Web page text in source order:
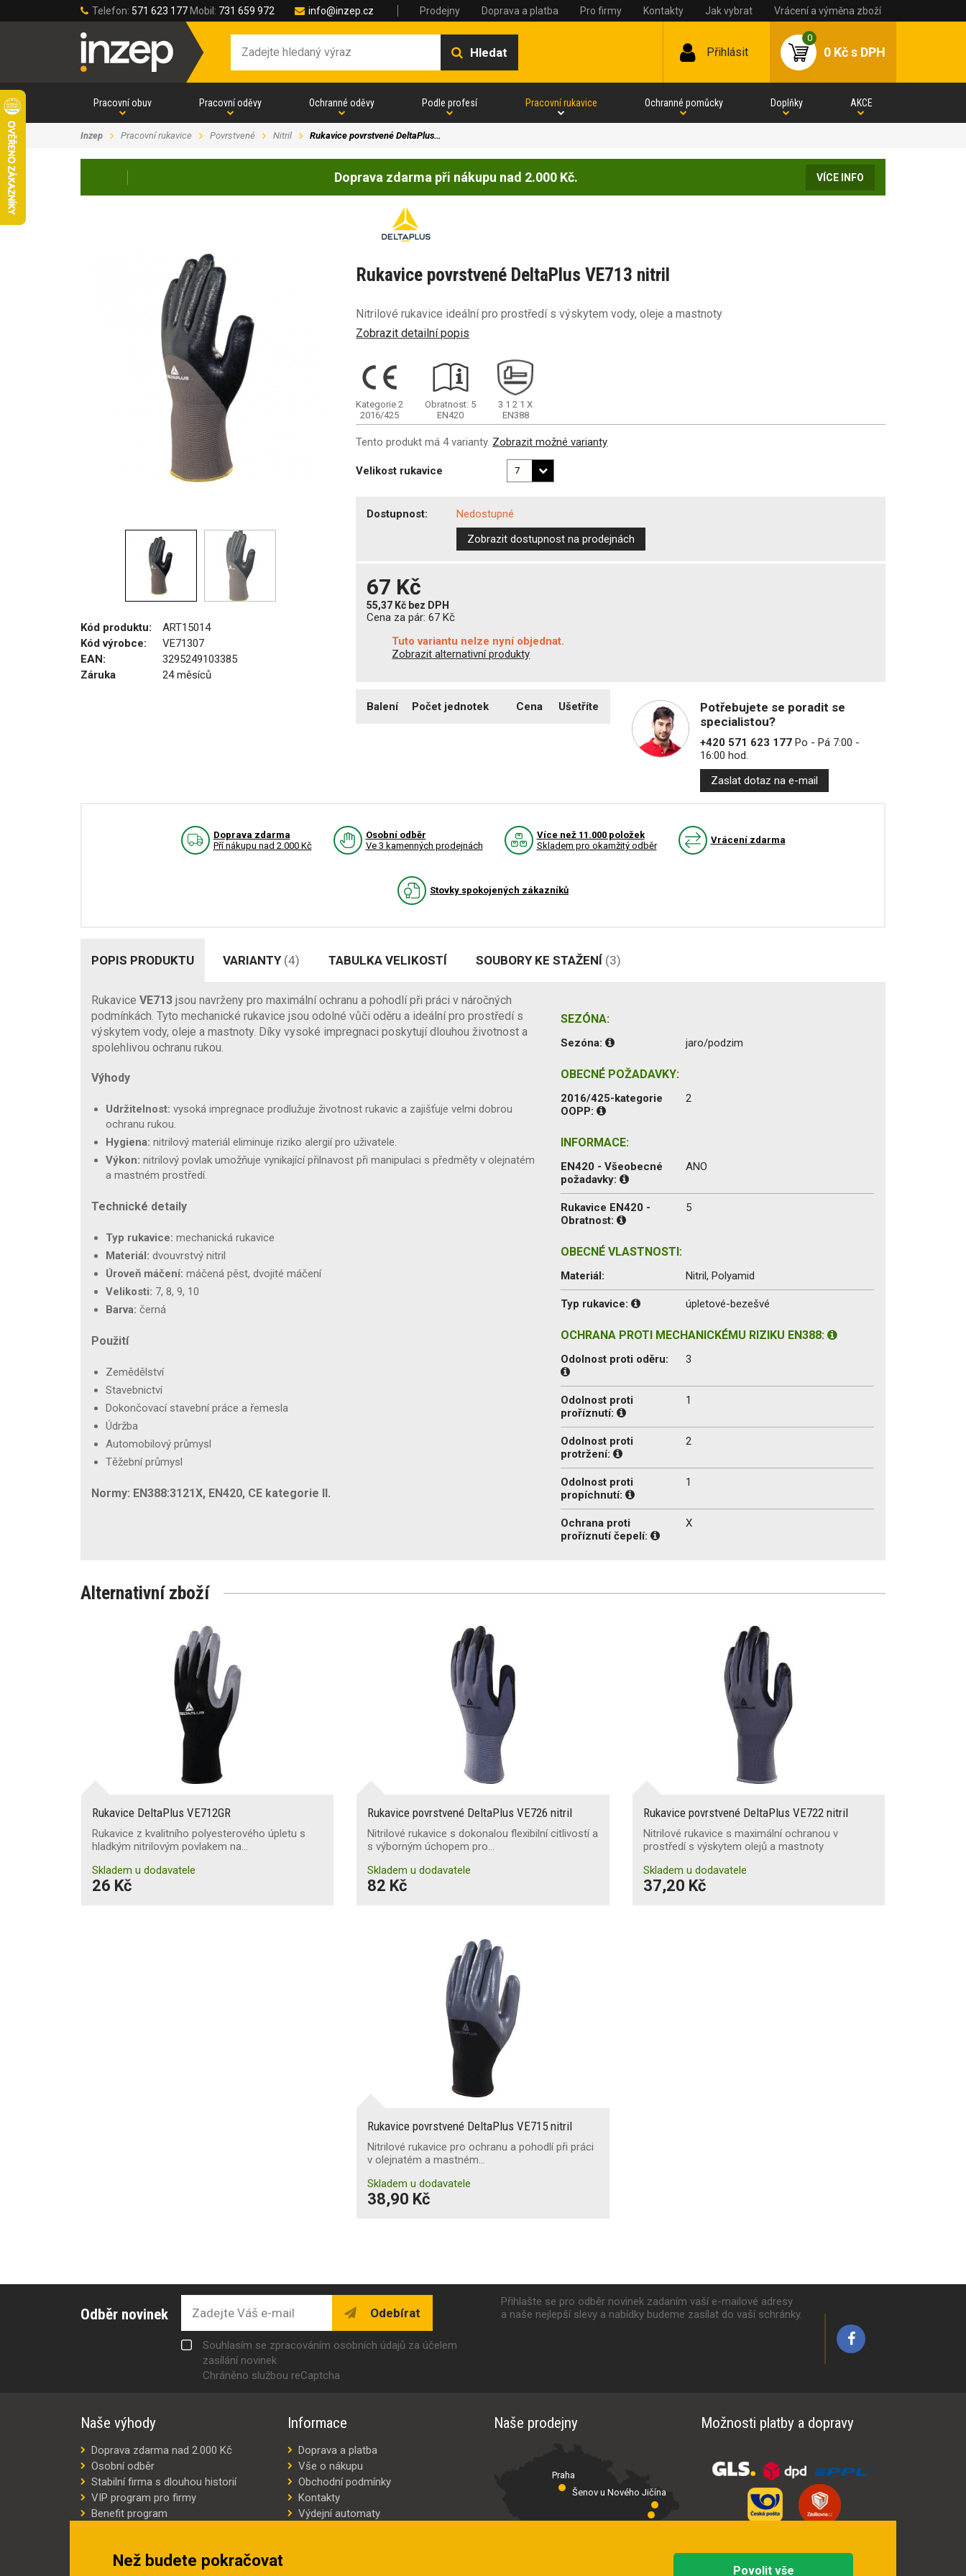
Telefon: 571 623 177 Mobil: 731 659 972 info@inzep.cz Prodejny Doprava a platba Pro firmy Kontakty Jak vybrat Vrácení a výměna zboží
Hledat Přihlásit
0
0 Kčs DPH
Pracovní obuv Pracovní oděvy Ochranné oděvy Podle profesí Pracovní rukavice Ochranné pomůcky Doplňky AKCE
Inzep Pracovní rukavice Povrstvené Nitril Rukavice povrstvené DeltaPlus…
Doprava zdarma při nákupu nad 2.000 Kč. VÍCE INFO
Kód produktu:
ART15014
Kód výrobce:
VE71307
EAN:
3295249103385
Záruka
24 měsíců
Rukavice povrstvené DeltaPlus VE713 nitril
Nitrilové rukavice ideální pro prostředí s výskytem vody, oleje a mastnoty
Zobrazit detailní popis
Kategorie 2
2016/425
Obratnost: 5
EN420
3 12 1X
EN388
Tento produkt má 4 varianty. Zobrazit možné varianty
Velikost rukavice
Dostupnost:
Nedostupné
Zobrazit dostupnost na prodejnách
67 Kč
55,37 Kč bez DPH
Cena za pár:67 Kč
Tuto variantu nelze nyní objednat.
Zobrazit alternativní produkty
Balení Počet jednotek Cena Ušetříte
Potřebujete se poradit se
specialistou?
+420 571 623 177Po - Pá 7:00 -
16:00 hod.
Zaslat dotaz na e-mail
Doprava zdarma
Pří nákupu nad 2.000 Kč
Osobní odběr
Ve 3 kamenných prodejnách
Více než 11.000 položek
Skladem pro okamžitý odběr
Vrácení zdarma
Stovky spokojených zákazníků
POPIS PRODUKTU VARIANTY (4) TABULKA VELIKOSTÍ SOUBORY KE STAŽENÍ (3)
Rukavice VE713 jsou navrženy pro maximální ochranu a pohodlí při práci v náročných
podmínkách. Tyto mechanické rukavice jsou odolné vůči oděru a ideální pro prostředí s
výskytem vody, oleje a mastnoty. Díky vysoké impregnaci poskytují dlouhou životnost a
spolehlivou ochranu rukou.
Výhody
Udržitelnost: vysoká impregnace prodlužuje životnost rukavic a zajišťuje velmi dobrou
ochranu rukou.
Hygiena: nitrilový materiál eliminuje riziko alergií pro uživatele.
Výkon: nitrilový povlak umožňuje vynikající přilnavost při manipulaci s předměty v olejnatém
a mastném prostředí.
Technické detaily
Typ rukavice: mechanická rukavice
Materiál: dvouvrstvý nitril
Úroveň máčení: máčená pěst, dvojité máčení
Velikosti: 7, 8, 9, 10
Barva: černá
Použití
Zemědělství
Stavebnictví
Dokončovací stavební práce a řemesla
Údržba
Automobilový průmysl
Těžební průmysl
Normy: EN388:3121X, EN420, CE kategorie II.
SEZÓNA:
Sezóna: jaro/podzim
OBECNÉ POŽADAVKY:
2016/425-kategorie
OOPP:
2
INFORMACE:
EN420 - Všeobecné
požadavky:
ANO
Rukavice EN420 -
Obratnost:
5
OBECNÉ VLASTNOSTI:
Materiál: Nitril, Polyamid
Typ rukavice: úpletové-bezešvé
OCHRANA PROTI MECHANICKÉMU RIZIKU EN388:
Odolnost proti oděru: 3
Odolnost proti
proříznutí:
1
Odolnost proti
protržení:
2
Odolnost proti
propíchnutí:
1
Ochrana proti
proříznutí čepelí:
X
Alternativní zboží
Rukavice DeltaPlus VE712GR
Rukavice z kvalitního polyesterového úpletu s
hladkým nitrilovým povlakem na…
Skladem u dodavatele
26 Kč
Rukavice povrstvené DeltaPlus VE726 nitril
Nitrilové rukavice s dokonalou flexibilní citlivostí a
s výborným úchopem pro…
Skladem u dodavatele
82 Kč
Rukavice povrstvené DeltaPlus VE722 nitril
Nitrilové rukavice s maximální ochranou v
prostředí s výskytem olejů a mastnoty
Skladem u dodavatele
37,20 Kč
Rukavice povrstvené DeltaPlus VE715 nitril
Nitrilové rukavice pro ochranu a pohodlí při práci
v olejnatém a mastném…
Skladem u dodavatele
38,90 Kč
Odběr novinek Odebírat
Souhlasím se zpracováním osobních údajů za účelem
zasílání novinek
Chráněno službou reCaptcha
Přihlašte se pro odběr novinek zadaním vaší e-mailové adresy
a naše nejlepší slevy a nabídky budeme zasílat do vaší schránky.
Naše výhody
Doprava zdarma nad 2.000 Kč
Osobní odběr
Stabilní firma s dlouhou historií
VIP program pro firmy
Benefit program
Šetříme náklady
Informace
Doprava a platba
Vše o nákupu
Obchodní podmínky
Kontakty
Výdejní automaty
Naše prodejny
Praha
Šenov u Nového Jičína
Možnosti platby a dopravy
Než budete pokračovat
Povolit vše